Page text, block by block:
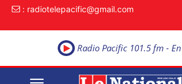
: radiotelepacific@gmail.com
Radio Pacific 101.5 fm -